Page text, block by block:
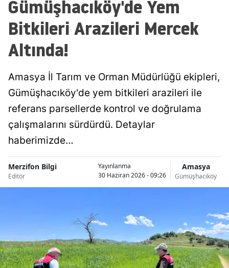
Gümüşhacıköy'de Yem
Bitkileri Arazileri Mercek
Altında!
Amasya İl Tarım ve Orman Müdürlüğü ekipleri,
Gümüşhacıköy'de yem bitkileri arazileri ile
referans parsellerde kontrol ve doğrulama
çalışmalarını sürdürdü. Detaylar
haberimizde…
Merzifon Bilgi
Editör
Yayınlanma
30 Haziran 2026 - 09:26
Amasya
Gümüşhacıköy